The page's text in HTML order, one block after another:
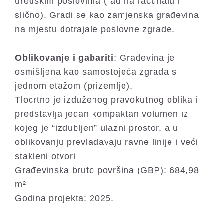
slično). Gradi se kao zamjenska građevina
na mjestu dotrajale poslovne zgrade.
Oblikovanje i gabariti: Građevina je
osmišljena kao samostojeća zgrada s
jednom etažom (prizemlje).
Tlocrtno je izduženog pravokutnog oblika i
predstavlja jedan kompaktan volumen iz
kojeg je “izdubljen” ulazni prostor, a u
oblikovanju prevladavaju ravne linije i veći
stakleni otvori
Građevinska bruto površina (GBP): 684,98
m²
Godina projekta: 2025.